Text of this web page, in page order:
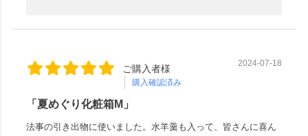
ご購入者様
購入確認済み
2024-07-18
「夏めぐり化粧箱M」
法事の引き出物に使いました。水羊羹も入って、皆さんに喜ん